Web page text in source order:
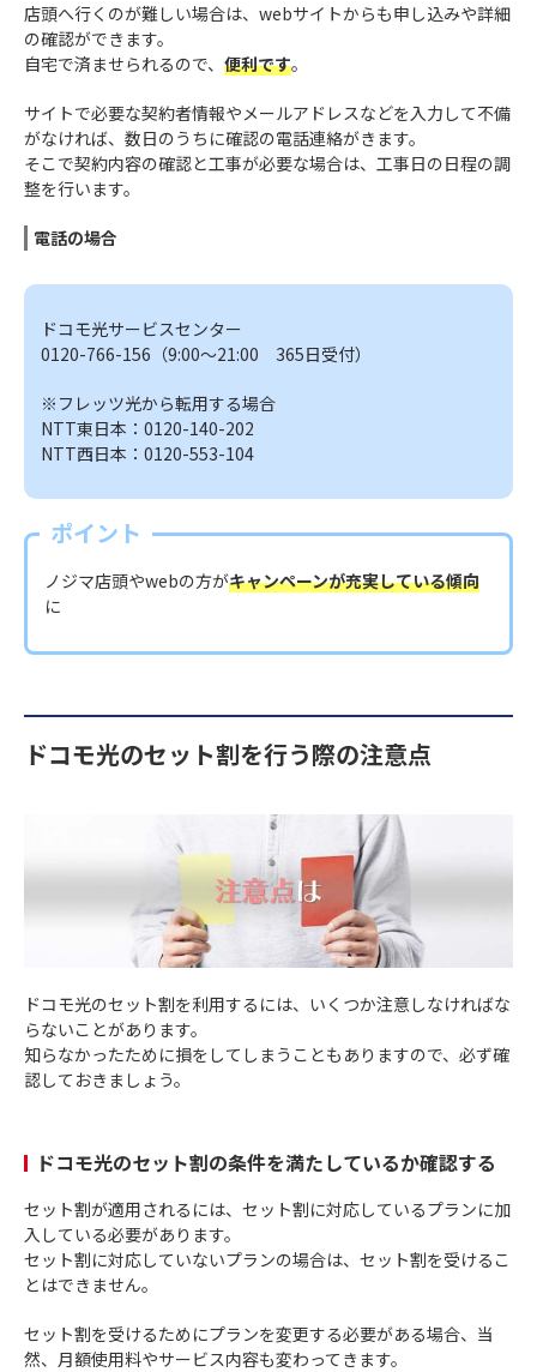
店頭へ行くのが難しい場合は、webサイトからも申し込みや詳細
の確認ができます。
自宅で済ませられるので、 便利です。
サイトで必要な契約者情報やメールアドレスなどを入力して不備
がなければ、数日のうちに確認の電話連絡がきます。
そこで契約内容の確認と工事が必要な場合は、工事日の日程の調
整を行います。
電話の場合
ドコモ光サービスセンター
0120-766-156（9:00～21:00 365日受付）
※フレッツ光から転用する場合
NTT東日本：0120-140-202
NTT西日本：0120-553-104
ポイント
ノジマ店頭やwebの方がキャンペーンが充実している傾向
に
ドコモ光のセット割を行う際の注意点
ドコモ光のセット割を利用するには、いくつか注意しなければな
らないことがあります。
知らなかったために損をしてしまうこともありますので、必ず確
認しておきましょう。
ドコモ光のセット割の条件を満たしているか確認する
セット割が適用されるには、セット割に対応しているプランに加
入している必要があります。
セット割に対応していないプランの場合は、セット割を受けるこ
とはできません。
セット割を受けるためにプランを変更する必要がある場合、当
然、月額使用料やサービス内容も変わってきます。